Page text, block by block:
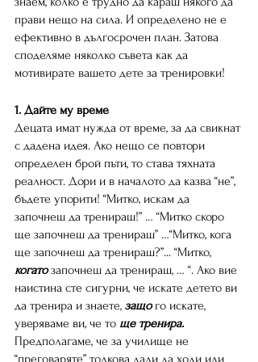
прави нещо на сила. И определено не е
ефективно в дългосрочен план. Затова
споделяме няколко съвета как да
мотивирате вашето дете за тренировки!
1. Дайте му време
Децата имат нужда от време, за да свикнат
с дадена идея. Ако нещо се повтори
определен брой пъти, то става тяхната
реалност. Дори и в началото да казва “не”,
бъдете упорити! “Митко, искам да
започнеш да тренираш!” … “Митко скоро
ще започнеш да тренираш” …“Митко, кога
ще започнеш да тренираш?”... “Митко,
когато започнеш да тренираш, … “. Ако вие
наистина сте сигурни, че искате детето ви
да тренира и знаете, защо го искате,
уверяваме ви, че то ще тренира.
Предполагаме, че за училище не
“преговаряте” толкова дали да ходи или